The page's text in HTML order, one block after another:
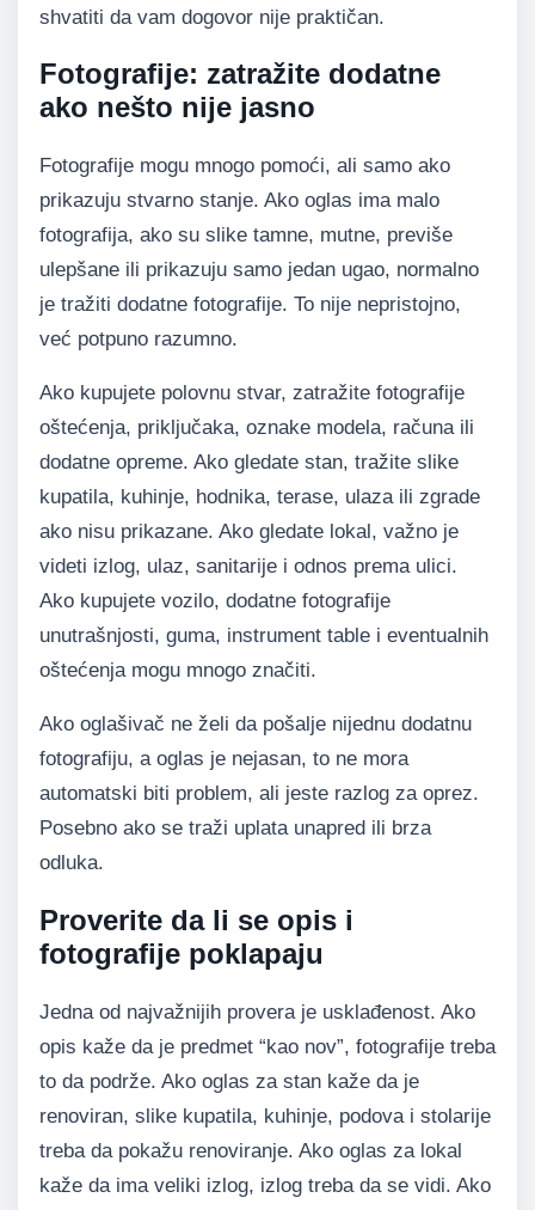
shvatiti da vam dogovor nije praktičan.
Fotografije: zatražite dodatne
ako nešto nije jasno
Fotografije mogu mnogo pomoći, ali samo ako
prikazuju stvarno stanje. Ako oglas ima malo
fotografija, ako su slike tamne, mutne, previše
ulepšane ili prikazuju samo jedan ugao, normalno
je tražiti dodatne fotografije. To nije nepristojno,
već potpuno razumno.
Ako kupujete polovnu stvar, zatražite fotografije
oštećenja, priključaka, oznake modela, računa ili
dodatne opreme. Ako gledate stan, tražite slike
kupatila, kuhinje, hodnika, terase, ulaza ili zgrade
ako nisu prikazane. Ako gledate lokal, važno je
videti izlog, ulaz, sanitarije i odnos prema ulici.
Ako kupujete vozilo, dodatne fotografije
unutrašnjosti, guma, instrument table i eventualnih
oštećenja mogu mnogo značiti.
Ako oglašivač ne želi da pošalje nijednu dodatnu
fotografiju, a oglas je nejasan, to ne mora
automatski biti problem, ali jeste razlog za oprez.
Posebno ako se traži uplata unapred ili brza
odluka.
Proverite da li se opis i
fotografije poklapaju
Jedna od najvažnijih provera je usklađenost. Ako
opis kaže da je predmet “kao nov”, fotografije treba
to da podrže. Ako oglas za stan kaže da je
renoviran, slike kupatila, kuhinje, podova i stolarije
treba da pokažu renoviranje. Ako oglas za lokal
kaže da ima veliki izlog, izlog treba da se vidi. Ako